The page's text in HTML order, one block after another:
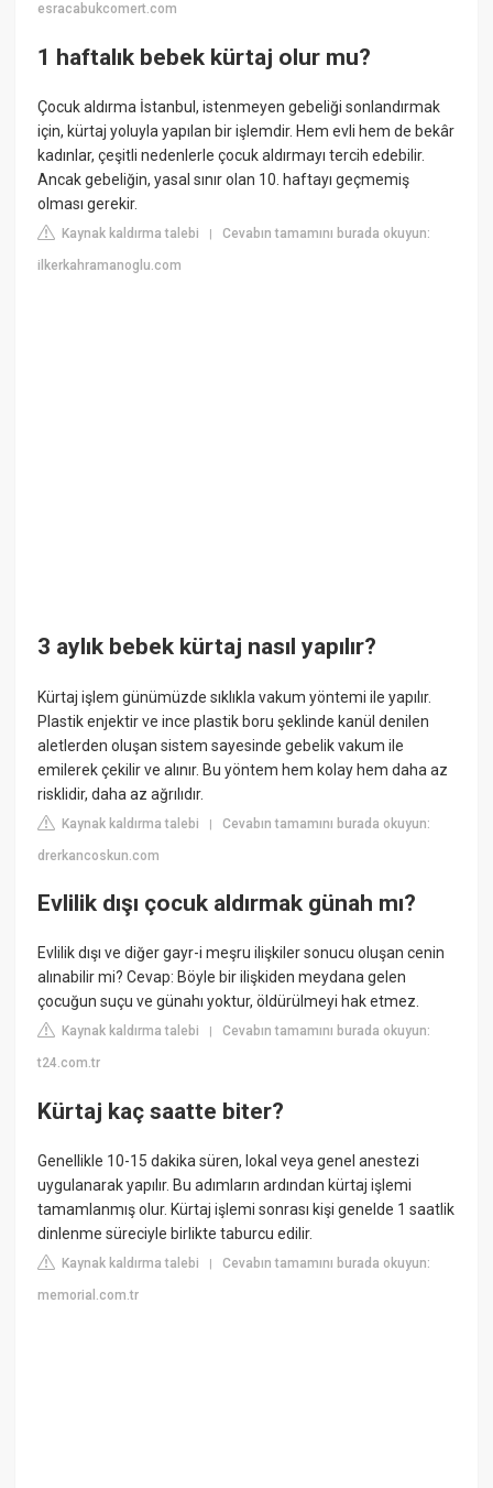
esracabukcomert.com
1 haftalık bebek kürtaj olur mu?
Çocuk aldırma İstanbul, istenmeyen gebeliği sonlandırmak
için, kürtaj yoluyla yapılan bir işlemdir. Hem evli hem de bekâr
kadınlar, çeşitli nedenlerle çocuk aldırmayı tercih edebilir.
Ancak gebeliğin, yasal sınır olan 10. haftayı geçmemiş
olması gerekir.
Kaynak kaldırma talebi |Cevabın tamamını burada okuyun:
ilkerkahramanoglu.com
3 aylık bebek kürtaj nasıl yapılır?
Kürtaj işlem günümüzde sıklıkla vakum yöntemi ile yapılır.
Plastik enjektir ve ince plastik boru şeklinde kanül denilen
aletlerden oluşan sistem sayesinde gebelik vakum ile
emilerek çekilir ve alınır. Bu yöntem hem kolay hem daha az
risklidir, daha az ağrılıdır.
Kaynak kaldırma talebi |Cevabın tamamını burada okuyun:
drerkancoskun.com
Evlilik dışı çocuk aldırmak günah mı?
Evlilik dışı ve diğer gayr-i meşru ilişkiler sonucu oluşan cenin
alınabilir mi? Cevap: Böyle bir ilişkiden meydana gelen
çocuğun suçu ve günahı yoktur, öldürülmeyi hak etmez.
Kaynak kaldırma talebi |Cevabın tamamını burada okuyun:
t24.com.tr
Kürtaj kaç saatte biter?
Genellikle 10-15 dakika süren, lokal veya genel anestezi
uygulanarak yapılır. Bu adımların ardından kürtaj işlemi
tamamlanmış olur. Kürtaj işlemi sonrası kişi genelde 1 saatlik
dinlenme süreciyle birlikte taburcu edilir.
Kaynak kaldırma talebi |Cevabın tamamını burada okuyun:
memorial.com.tr